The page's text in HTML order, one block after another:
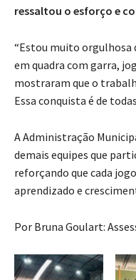
ressaltou o esforço e
“Estou muito orgulhosa
em quadra com garra,
mostraram que o
Essa conquista é de
A Administração
demais equipes que
reforçando que cada
aprendizado e
Por Bruna Goulart: